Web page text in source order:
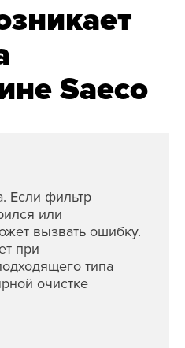
Saeco
Если фильтр
или
вызвать ошибку.
при
типа
очистке